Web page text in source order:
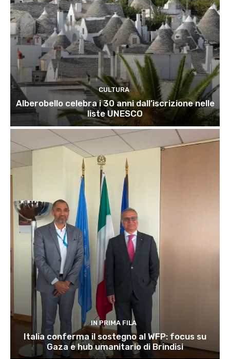
CULTURA
Alberobello celebra i 30 anni dall’iscrizione nelle
liste UNESCO
IN PRIMA FILA
Italia conferma il sostegno al WFP: focus su
Gaza e hub umanitario di Brindisi